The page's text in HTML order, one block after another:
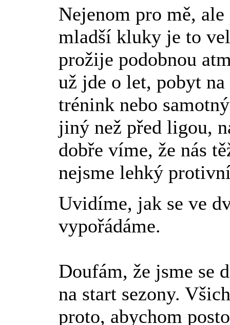
Nejenom pro mě,
mladší kluky je to
prožije podobnou
už jde o let, pobyt
trénink nebo
jiný než před ligou,
dobře víme, že nás
nejsme lehký
Uvidíme, jak se ve
vypořádáme.
Doufám, že jsme se
na start sezony.
proto, abychom